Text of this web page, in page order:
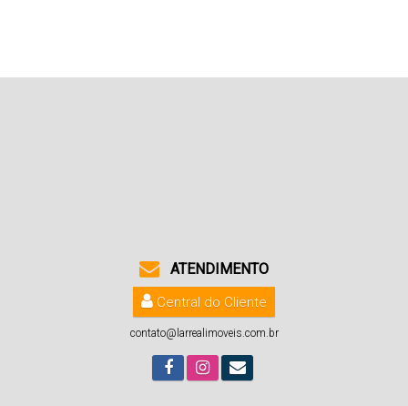
ATENDIMENTO
Central do Cliente
contato@larrealimoveis.com.br